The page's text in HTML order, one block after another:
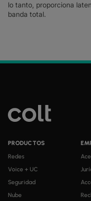
lo tanto, proporciona
banda total.
PRODUCTOS
Redes
Voice + UC
Seguridad
Nube